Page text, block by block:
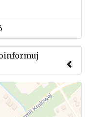
informację o